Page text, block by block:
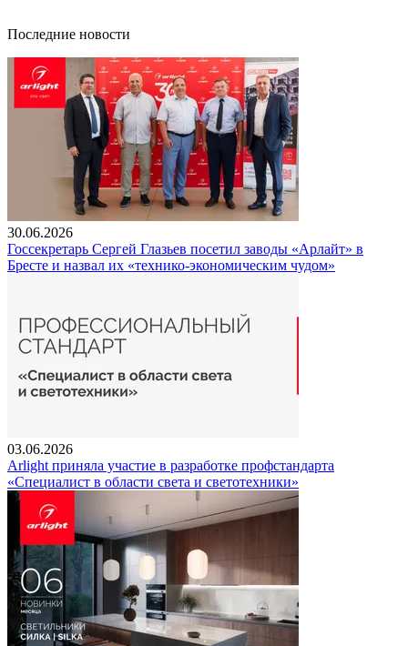
Последние новости
30.06.2026
Госсекретарь Сергей Глазьев посетил заводы «Арлайт» в
Бресте и назвал их «технико-экономическим чудом»
03.06.2026
Arlight приняла участие в разработке профстандарта
«Специалист в области света и светотехники»